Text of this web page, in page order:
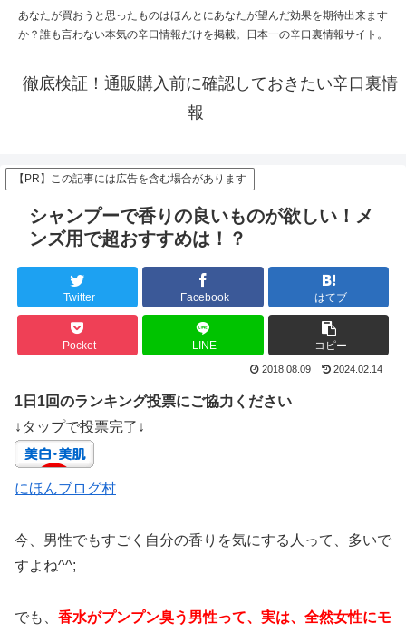
あなたが買おうと思ったものはほんとにあなたが望んだ効果を期待出来ます
か？誰も言わない本気の辛口情報だけを掲載。日本一の辛口裏情報サイト。
徹底検証！通販購入前に確認しておきたい辛口裏情
報
【PR】この記事には広告を含む場合があります
シャンプーで香りの良いものが欲しい！メ
ンズ用で超おすすめは！？
Twitter Facebook はてブ
Pocket LINE コピー
2018.08.09 2024.02.14
1日1回のランキング投票にご協力ください
↓タップで投票完了↓
にほんブログ村
今、男性でもすごく自分の香りを気にする人って、多いで
すよね^^;
でも、 香水がプンプン臭う男性って、実は、全然女性にモ